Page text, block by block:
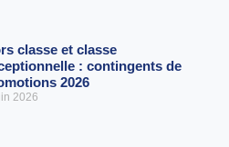
classe et classe
: contingents de
2026
2026